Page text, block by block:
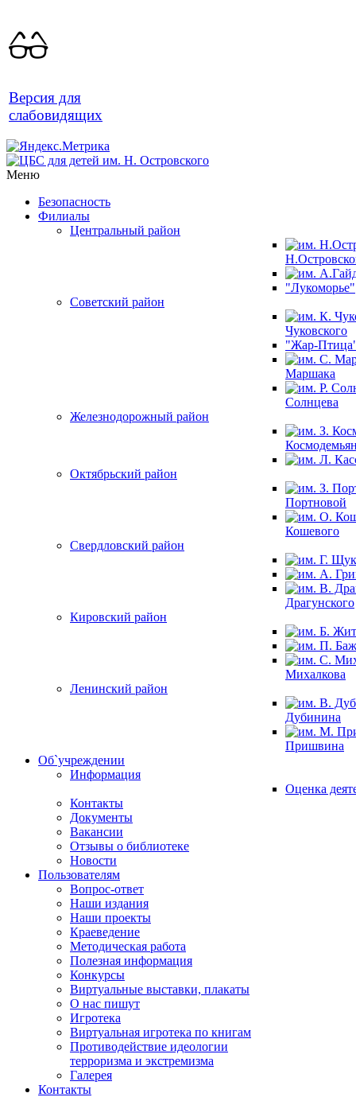
Версия для
слабовидящих
Меню
Безопасность
Филиалы
Центральный район
"Лукоморье"
Советский район
Чуковского
"Жар-
Маршака
Солнцева
Железнодорожный район
Октябрьский район
Портновой
Кошевого
Свердловский район
Драгунского
Кировский район
Михалкова
Ленинский район
Дубинина
Пришвина
Об`учреждении
Информация
Оценка
Контакты
Документы
Вакансии
Отзывы о библиотеке
Новости
Пользователям
Вопрос-ответ
Наши издания
Наши проекты
Краеведение
Методическая работа
Полезная информация
Конкурсы
Виртуальные выставки, плакаты
О нас пишут
Игротека
Виртуальная игротека по книгам
Противодействие идеологии
терроризма и экстремизма
Галерея
Контакты